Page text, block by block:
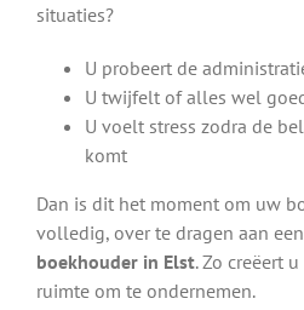
situaties?
U probeert de
U twijfelt of alles wel
U voelt stress zodra de
komt
Dan is dit het moment om uw
volledig, over te dragen aan
boekhouder in Elst. Zo creëert
ruimte om te ondernemen.